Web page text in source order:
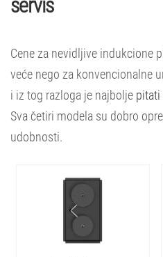
servis
Cene za nevidljive indukcione
veće nego za konvencionalne
i iz tog razloga je najbolje pitati
Sva četiri modela su dobro
udobnosti.